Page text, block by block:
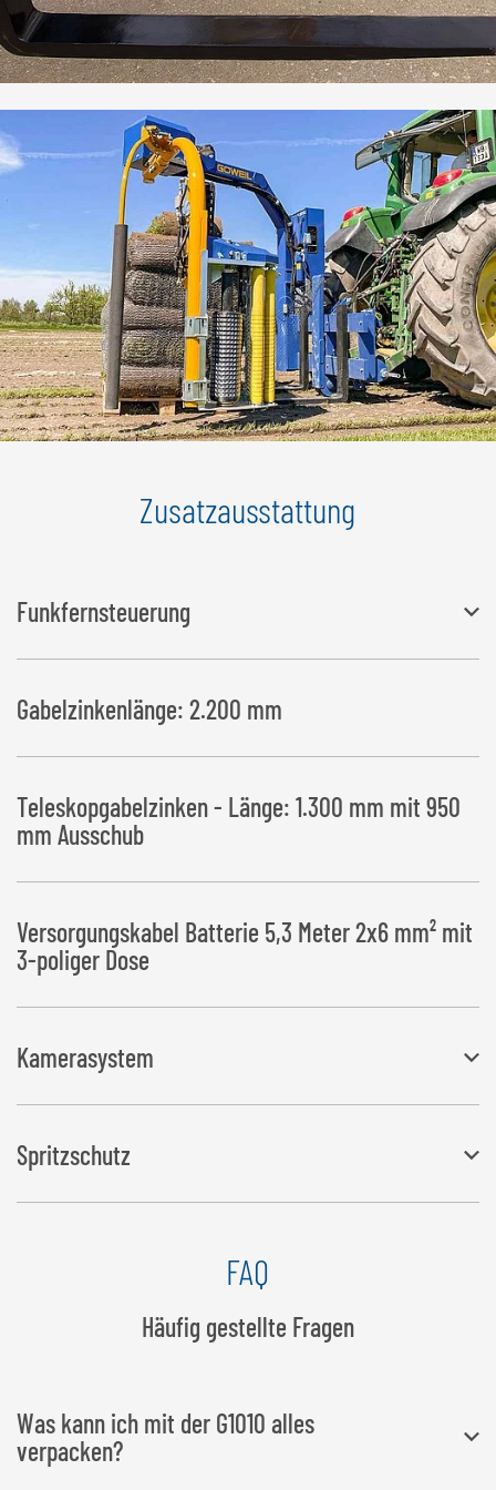
Zusatzausstattung
Funkfernsteuerung
Erforderlicher Anschluss: 3-polige Steckdose für die elektrische
Versorgung des Handterminals (12V/10A)
Gabelzinkenlänge: 2.200 mm
Teleskopgabelzinken - Länge: 1.300 mm mit 950
mm Ausschub
Versorgungskabel Batterie 5,3 Meter 2x6 mm² mit
3-poliger Dose
Kamerasystem
Zur besseren Übersicht im Bereich der Gabelzinken und
Folienabschneider
Erforderlicher Anschluss: 12 Volt Kombistecker DIN ISO 4165
Spritzschutz
FAQ
Häufig gestellte Fragen
Was kann ich mit der G1010 alles
verpacken?